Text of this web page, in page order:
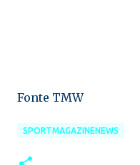
Fonte TMW
SPORTMAGAZINENEWS